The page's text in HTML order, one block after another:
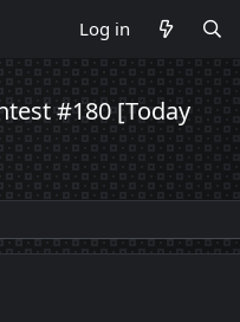
Log in
#180 [Today